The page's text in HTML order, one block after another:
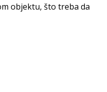
objektu, što treba da